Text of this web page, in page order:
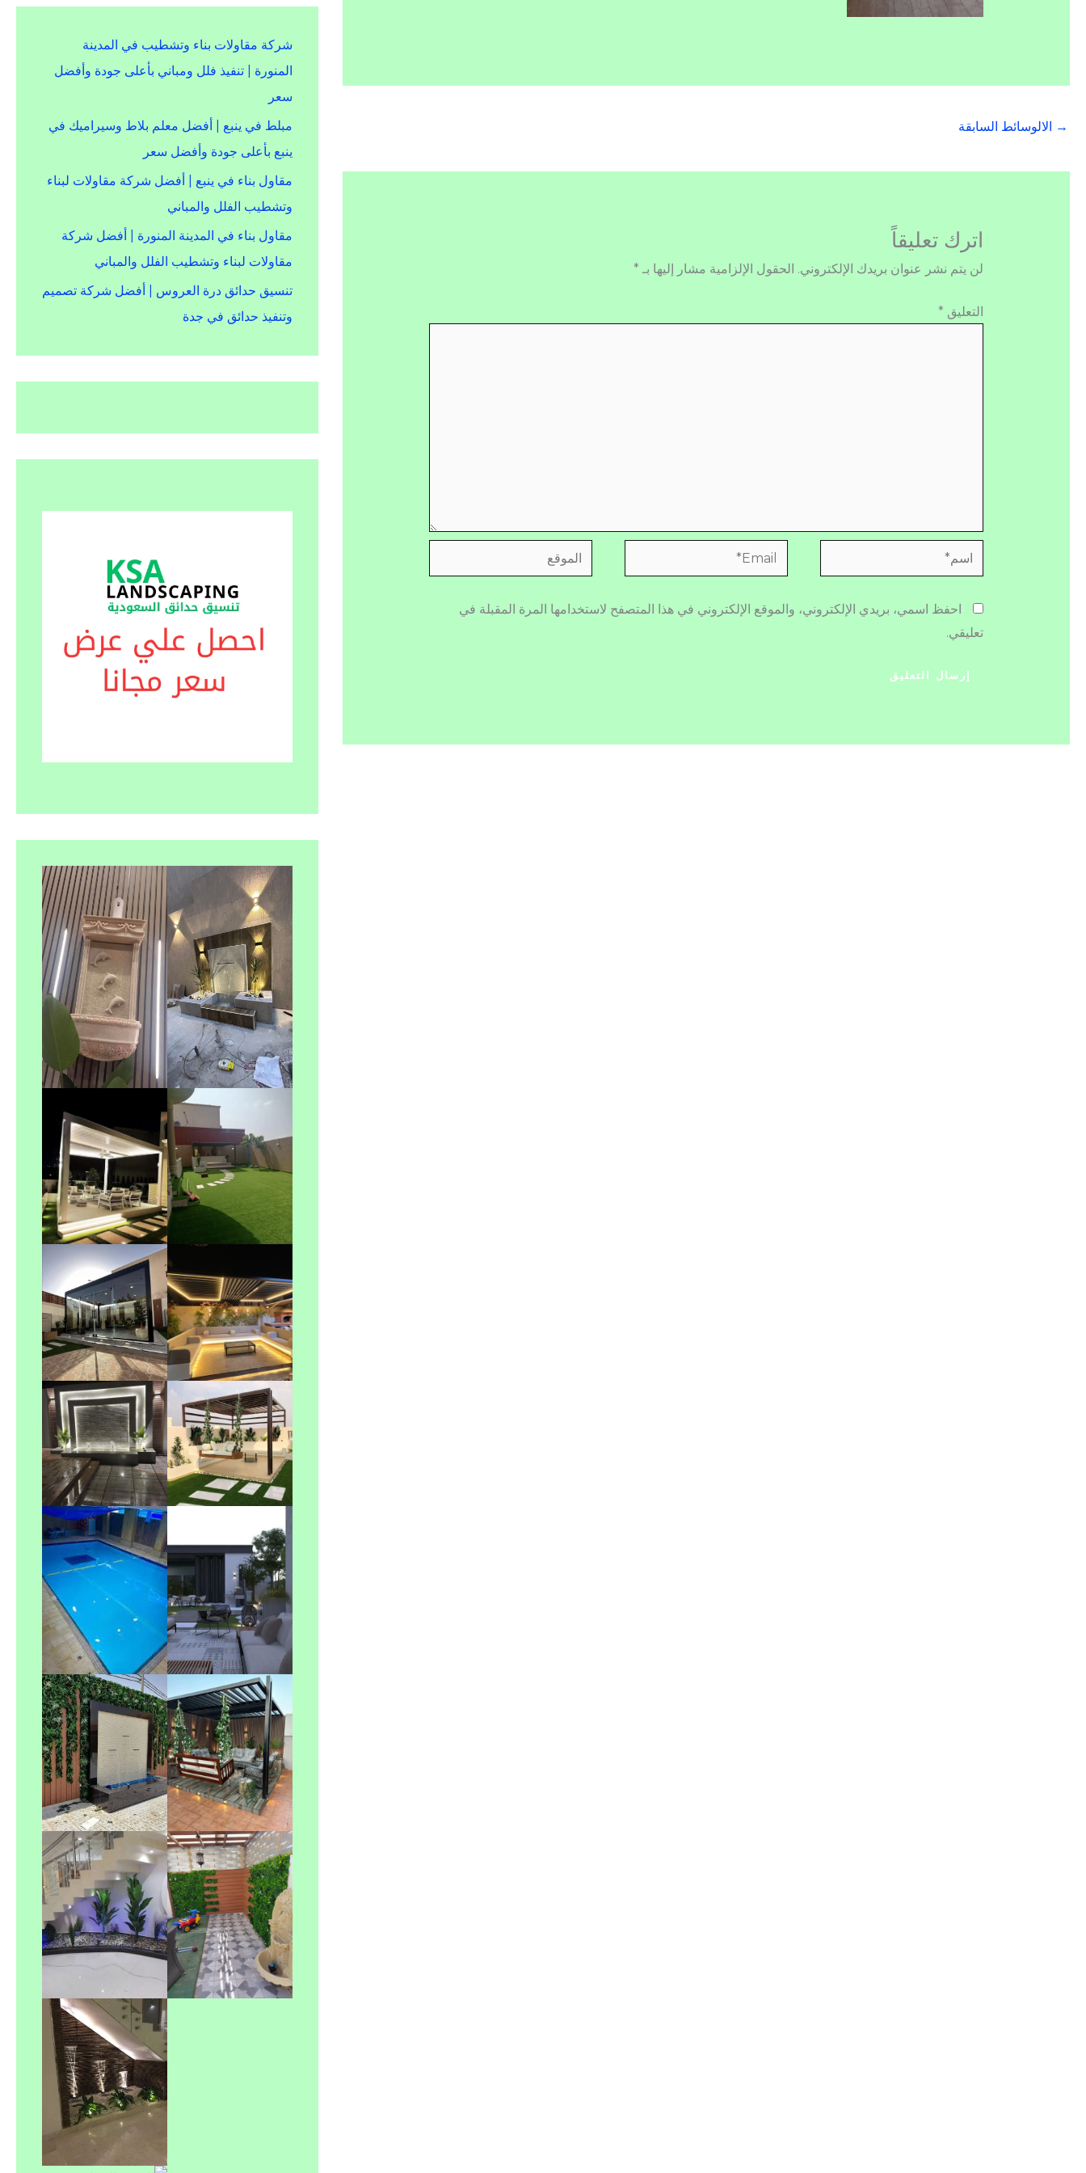
→ الالوسائط السابقة
اترك تعليقاً
لن يتم نشر عنوان بريدك الإلكتروني. الحقول الإلزامية مشار إليها بـ *
التعليق *
اسم* Email* الموقع
احفظ اسمي، بريدي الإلكتروني، والموقع الإلكتروني في هذا المتصفح لاستخدامها المرة المقبلة في
تعليقي.
شركة مقاولات بناء وتشطيب في المدينة
المنورة | تنفيذ فلل ومباني بأعلى جودة وأفضل
سعر
مبلط في ينبع | أفضل معلم بلاط وسيراميك في
ينبع بأعلى جودة وأفضل سعر
مقاول بناء في ينبع | أفضل شركة مقاولات لبناء
وتشطيب الفلل والمباني
مقاول بناء في المدينة المنورة | أفضل شركة
مقاولات لبناء وتشطيب الفلل والمباني
تنسيق حدائق درة العروس | أفضل شركة تصميم
وتنفيذ حدائق في جدة